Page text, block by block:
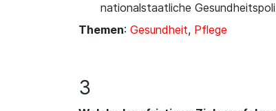
nationalstaatliche
Themen: Gesundheit, Pflege
3